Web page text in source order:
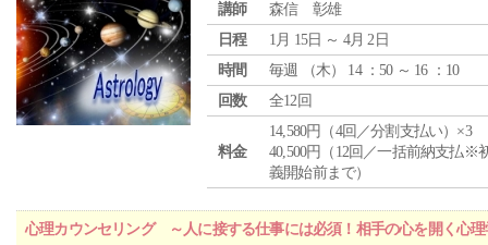
講師
森信 彰雄
日程
1月 15日 ～ 4月 2日
時間
毎週 （木） 14 ：50 ～ 16 ：10
回数
全12回
料金
14,580円（4回／分割支払い）×3
40,500円（12回／一括前納支払※
義開始前まで）
心理カウンセリング ～人に接する仕事には必須！相手の心を開く心理